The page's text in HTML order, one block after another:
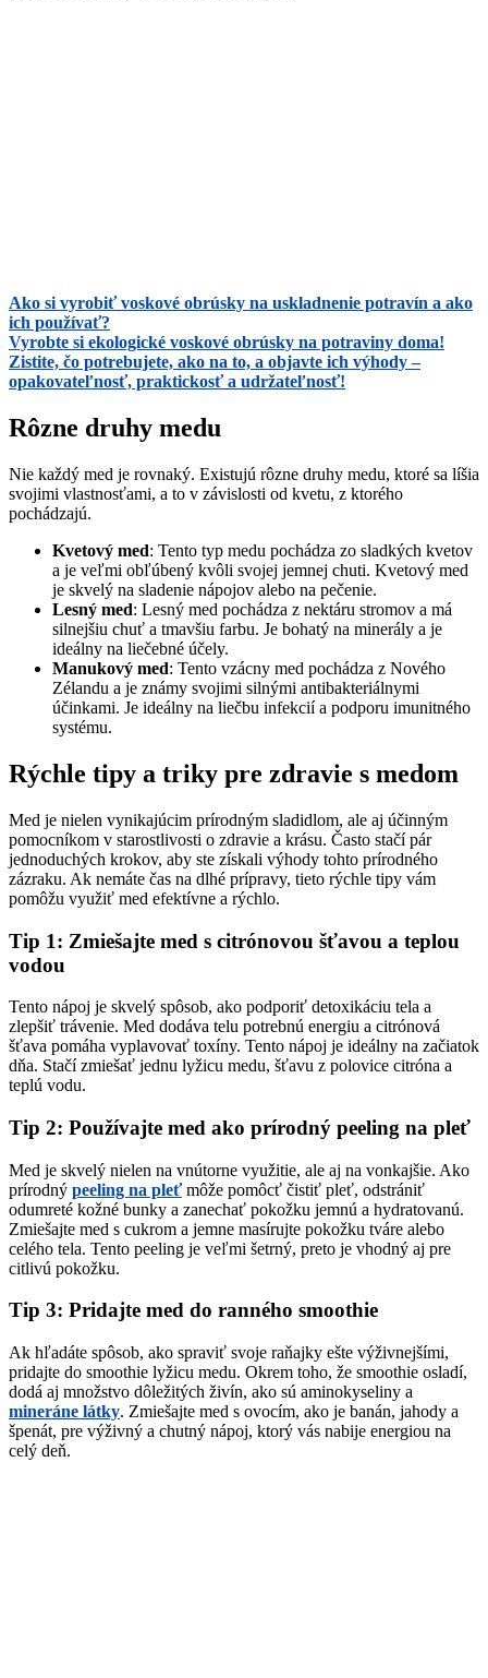
Ako si vyrobiť voskové obrúsky na uskladnenie potravín a ako
ich používať?
Vyrobte si ekologické voskové obrúsky na potraviny doma!
Zistite, čo potrebujete, ako na to, a objavte ich výhody –
opakovateľnosť, praktickosť a udržateľnosť!
Rôzne druhy medu
Nie každý med je rovnaký. Existujú rôzne druhy medu, ktoré sa líšia
svojimi vlastnosťami, a to v závislosti od kvetu, z ktorého
pochádzajú.
Kvetový med: Tento typ medu pochádza zo sladkých kvetov
a je veľmi obľúbený kvôli svojej jemnej chuti. Kvetový med
je skvelý na sladenie nápojov alebo na pečenie.
Lesný med: Lesný med pochádza z nektáru stromov a má
silnejšiu chuť a tmavšiu farbu. Je bohatý na minerály a je
ideálny na liečebné účely.
Manukový med: Tento vzácny med pochádza z Nového
Zélandu a je známy svojimi silnými antibakteriálnymi
účinkami. Je ideálny na liečbu infekcií a podporu imunitného
systému.
Rýchle tipy a triky pre zdravie s medom
Med je nielen vynikajúcim prírodným sladidlom, ale aj účinným
pomocníkom v starostlivosti o zdravie a krásu. Často stačí pár
jednoduchých krokov, aby ste získali výhody tohto prírodného
zázraku. Ak nemáte čas na dlhé prípravy, tieto rýchle tipy vám
pomôžu využiť med efektívne a rýchlo.
Tip 1: Zmiešajte med s citrónovou šťavou a teplou
vodou
Tento nápoj je skvelý spôsob, ako podporiť detoxikáciu tela a
zlepšiť trávenie. Med dodáva telu potrebnú energiu a citrónová
šťava pomáha vyplavovať toxíny. Tento nápoj je ideálny na začiatok
dňa. Stačí zmiešať jednu lyžicu medu, šťavu z polovice citróna a
teplú vodu.
Tip 2: Používajte med ako prírodný peeling na pleť
Med je skvelý nielen na vnútorne využitie, ale aj na vonkajšie. Ako
prírodný peeling na pleťmôže pomôcť čistiť pleť, odstrániť
odumreté kožné bunky a zanechať pokožku jemnú a hydratovanú.
Zmiešajte med s cukrom a jemne masírujte pokožku tváre alebo
celého tela. Tento peeling je veľmi šetrný, preto je vhodný aj pre
citlivú pokožku.
Tip 3: Pridajte med do ranného smoothie
Ak hľadáte spôsob, ako spraviť svoje raňajky ešte výživnejšími,
pridajte do smoothie lyžicu medu. Okrem toho, že smoothie osladí,
dodá aj množstvo dôležitých živín, ako sú aminokyseliny a
mineráne látky. Zmiešajte med s ovocím, ako je banán, jahody a
špenát, pre výživný a chutný nápoj, ktorý vás nabije energiou na
celý deň.